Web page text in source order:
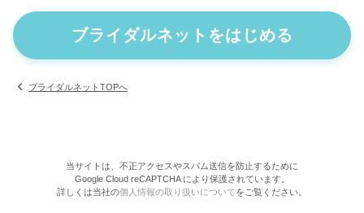
ブライダルネットをはじめる
ブライダルネットTOPへ
当サイトは、不正アクセスやスパム送信を防止するために
Google Cloud reCAPTCHA により保護されています。
詳しくは当社の個人情報の取り扱いについてをご覧ください。